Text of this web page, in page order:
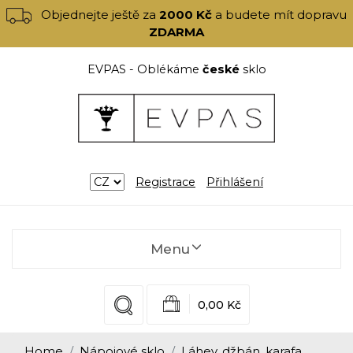
Objednejte ještě za2000 Kč a budete mít dopravu
ZDARMA
EVPAS - Oblékáme českésklo
Registrace Přihlášení
Menu
0,00 Kč